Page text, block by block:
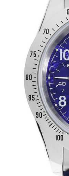
全てのブランドを
る
オーデマピゲ